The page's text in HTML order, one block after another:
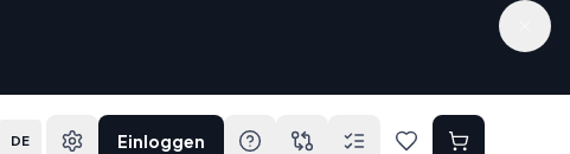
DE Einloggen